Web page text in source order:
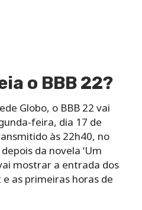
o BBB 22?
Globo, o BBB 22 vai
feira, dia 17 de
às 22h40, no
da novela ‘Um
mostrar a entrada dos
as primeiras horas de